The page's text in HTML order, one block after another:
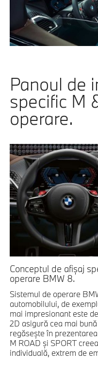
Panoul de
specific M
operare.
Conceptul de afişaj
operare BMW 8.
Sistemul de operare
automobilului, de
mai impresionant este
2D asigură cea mai
regăseşte în
M ROAD şi SPORT
individuală, extrem de